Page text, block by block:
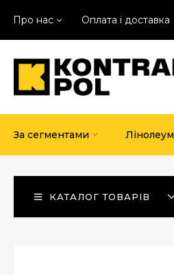
Про нас Оплата і доставка
За сегментами Лінолеум
КАТАЛОГ ТОВАРІВ